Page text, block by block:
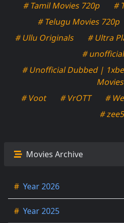
# Tamil Movies 720p
#
# Telugu Movies 720p
# Ullu Originals
# Ultra
#
# Unofficial Dubbed |
Movies
# Voot
# VrOTT
#
# zee5
Movies Archive
# Year 2026
# Year 2025